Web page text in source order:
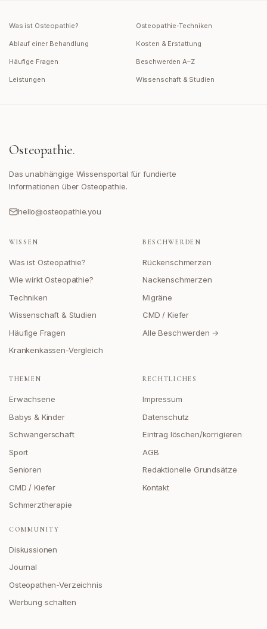
Was ist Osteopathie? Osteopathie-Techniken
Ablauf einer Behandlung Kosten & Erstattung
Häufige Fragen Beschwerden A–Z
Leistungen Wissenschaft & Studien
Osteopathie.
Das unabhängige Wissensportal für fundierte
Informationen über Osteopathie.
hello@osteopathie.you
WISSEN
Was ist Osteopathie?
Wie wirkt Osteopathie?
Techniken
Wissenschaft & Studien
Häufige Fragen
Krankenkassen-Vergleich
BESCHWERDEN
Rückenschmerzen
Nackenschmerzen
Migräne
CMD / Kiefer
Alle Beschwerden →
THEMEN
Erwachsene
Babys & Kinder
Schwangerschaft
Sport
Senioren
CMD / Kiefer
Schmerztherapie
COMMUNITY
Diskussionen
Journal
Osteopathen-Verzeichnis
Werbung schalten
RECHTLICHES
Impressum
Datenschutz
Eintrag löschen/korrigieren
AGB
Redaktionelle Grundsätze
Kontakt